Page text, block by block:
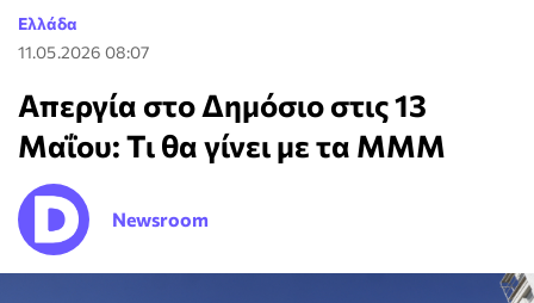
Ελλάδα
11.05.2026 08:07
Απεργία στο Δημόσιο στις 13
Μαΐου: Τι θα γίνει με τα ΜΜΜ
Newsroom